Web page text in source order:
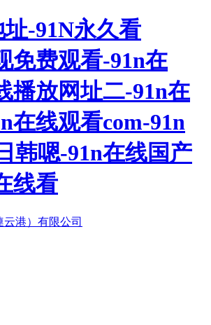
-91N永久看
免费观看-91n在
播放网址二-91n在
在线观看com-91n
韩嗯-91n在线国产
线看
港）有限公司